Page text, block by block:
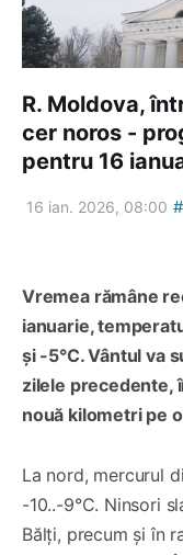
R. Moldova,
cer noros -
pentru 16
16 ian. 2026, 08:00 #
Vremea rămâne
ianuarie,
și -5°C. Vântul va
zilele precedente,
nouă kilometri pe
La nord, mercurul
-10..-9°C. Ninsori
Bălți, precum și în